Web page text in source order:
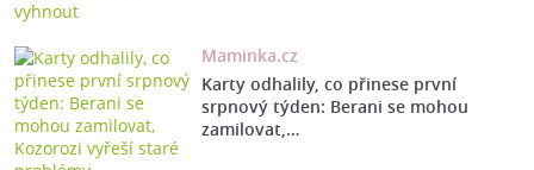
Maminka.cz
Karty odhalily, co přinese první
srpnový týden: Berani se mohou
zamilovat,…